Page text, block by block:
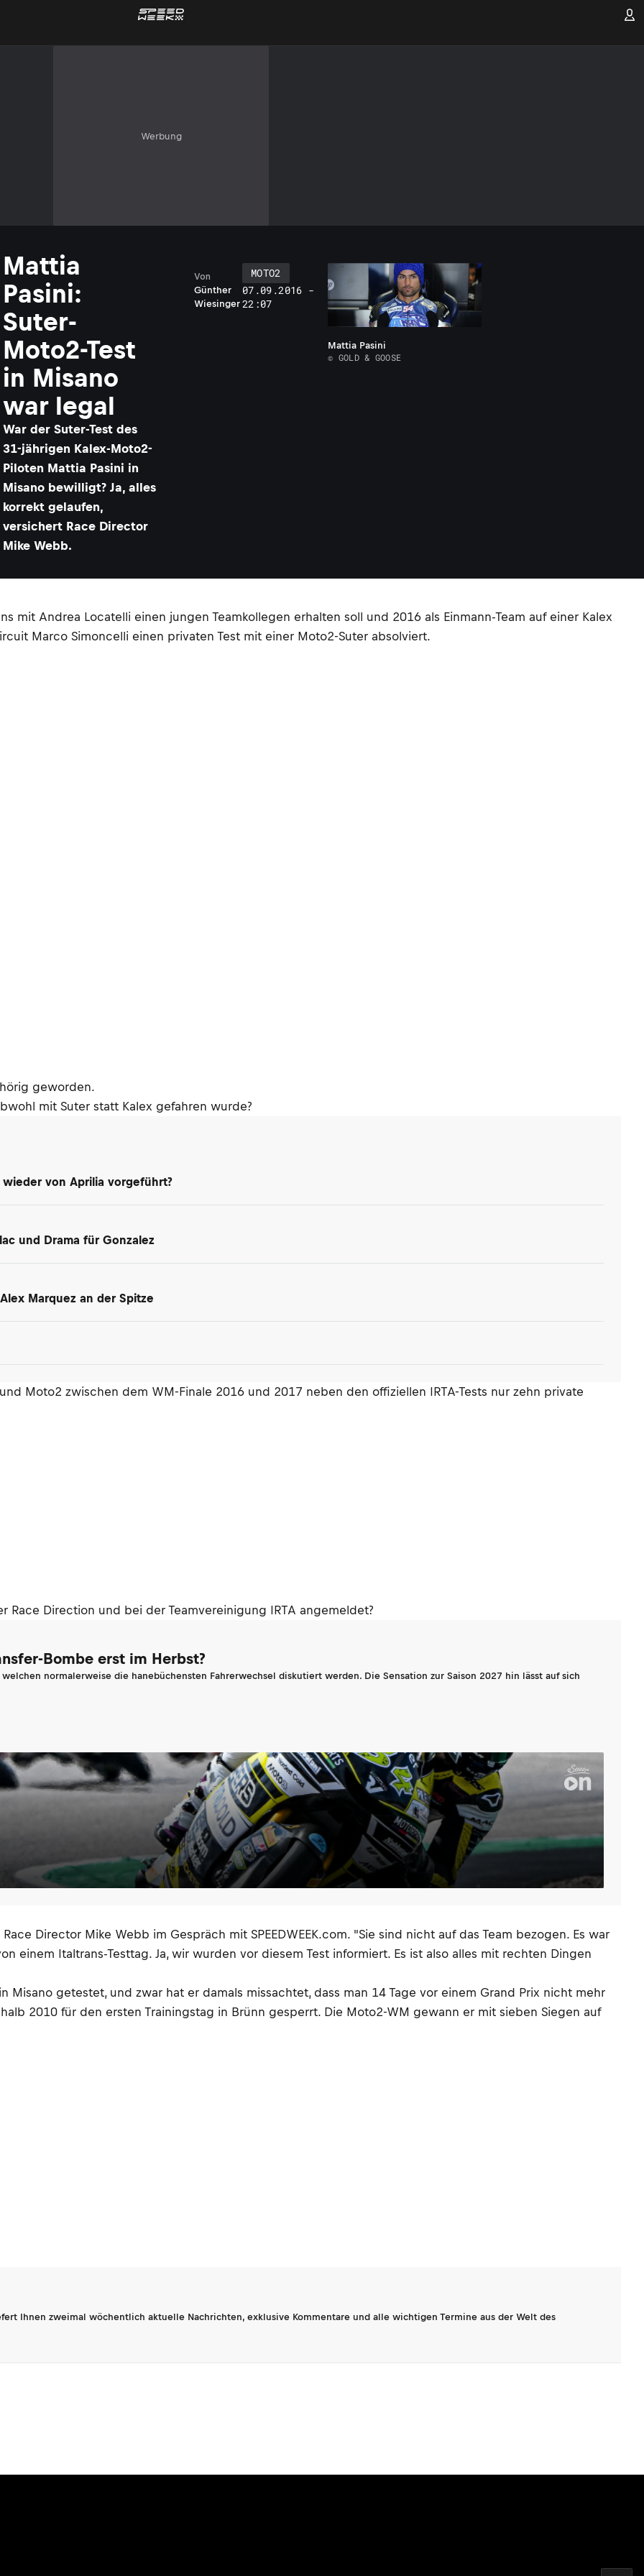
Werbung
Mattia
Pasini:
Suter-
Moto2-Test
in Misano
war legal
War der Suter-Test des
31-jährigen Kalex-Moto2-
Piloten Mattia Pasini in
Misano bewilligt? Ja, alles
korrekt gelaufen,
versichert Race Director
Mike Webb.
Günther
Wiesinger
Von
MOTO2
07.09.2016 -
22:07
Mattia Pasini
© GOLD & GOOSE
mit Andrea Locatelli einen jungen Teamkollegen erhalten soll und 2016 als Einmann-Team auf einer Kalex
Marco Simoncelli einen privaten Test mit einer Moto2-Suter absolviert.
geworden.
mit Suter statt Kalex gefahren wurde?
von Aprilia vorgeführt?
und Drama für Gonzalez
Marquez an der Spitze
Moto2 zwischen dem WM-Finale 2016 und 2017 neben den offiziellen IRTA-Tests nur zehn private
Race Direction und bei der Teamvereinigung IRTA angemeldet?
Bombe erst im Herbst?
normalerweise die hanebüchensten Fahrerwechsel diskutiert werden. Die Sensation zur Saison 2027 hin lässt auf sich
Director Mike Webb im Gespräch mit SPEEDWEEK.com. "Sie sind nicht auf das Team bezogen. Es war
einem Italtrans-Testtag. Ja, wir wurden vor diesem Test informiert. Es ist also alles mit rechten Dingen
Misano getestet, und zwar hat er damals missachtet, dass man 14 Tage vor einem Grand Prix nicht mehr
2010 für den ersten Trainingstag in Brünn gesperrt. Die Moto2-WM gewann er mit sieben Siegen auf
Ihnen zweimal wöchentlich aktuelle Nachrichten, exklusive Kommentare und alle wichtigen Termine aus der Welt des